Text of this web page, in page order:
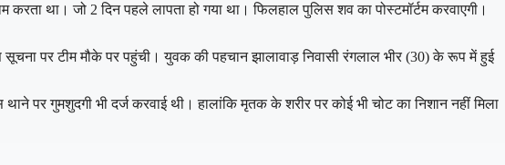
था। जो 2 दिन पहले लापता हो गया था। फिलहाल पुलिस शव का पोस्टमॉर्टम करवाएगी।
पर टीम मौके पर पहुंची। युवक की पहचान झालावाड़ निवासी रंगलाल भीर (30) के रूप में हुई
गुमशुदगी भी दर्ज करवाई थी। हालांकि मृतक के शरीर पर कोई भी चोट का निशान नहीं मिला